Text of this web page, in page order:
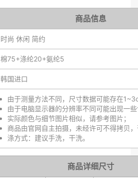
商品信息
时尚 休闲 简约
棉75+涤纶20+氨纶5
韩国进口
由于测量方法不同，尺寸数据可能存在
由于电脑显示器的分辨率不同可能出现一
实际颜色与细节图片相似，请参考图片；
商品由官网自主拍摄，未经许可不得拷贝
涤方式：建议手洗，干洗。
商品详细尺寸